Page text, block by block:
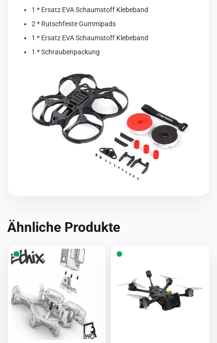
1 * Ersatz EVA Schaumstoff Klebeband
2 * Rutschfeste Gummipads
1 * Ersatz EVA Schaumstoff Klebeband
1 * Schraubenpackung
Ähnliche Produkte